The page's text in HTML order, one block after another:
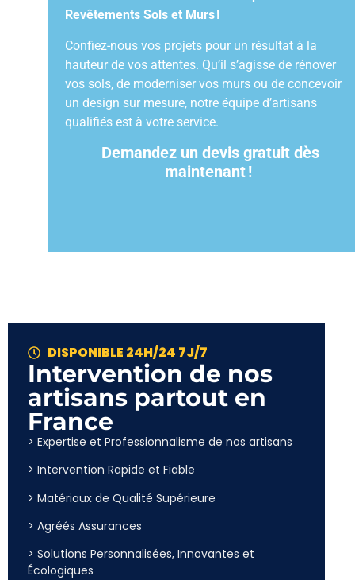
Revêtements Sols et Murs!
Confiez-nous vos projets pour un résultat à la
hauteur de vos attentes. Qu’il s’agisse de rénover
vos sols, de moderniser vos murs ou de concevoir
un design sur mesure, notre équipe d’artisans
qualifiés est à votre service.
Demandez un devis gratuit dès
maintenant!
DISPONIBLE 24H/24 7J/7
Intervention de nos
artisans partout en
France
> Expertise et Professionnalisme de nos artisans
> Intervention Rapide et Fiable
> Matériaux de Qualité Supérieure
> Agréés Assurances
> Solutions Personnalisées, Innovantes et
Écologiques